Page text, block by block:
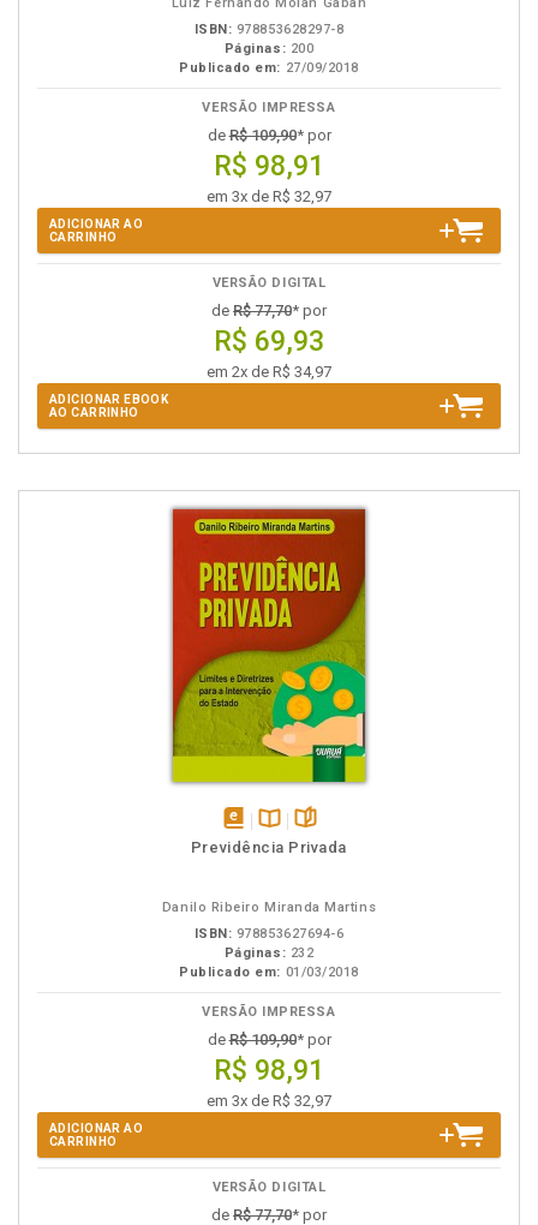
ISBN: 978853628297-8
Páginas: 200
Publicado em: 27/09/2018
VERSÃO IMPRESSA
deR$ 109,90* por
R$ 98,91
em 3x de R$ 32,97
ADICIONAR AO
CARRINHO
VERSÃO DIGITAL
de R$ 77,70* por
R$ 69,93
em 2x de R$ 34,97
ADICIONAR EBOOK
AO CARRINHO
disponívelDisponível
páginas
Previdência Privada
Danilo Ribeiro Miranda Martins
ISBN: 978853627694-6
Páginas: 232
Publicado em: 01/03/2018
VERSÃO IMPRESSA
deR$ 109,90* por
R$ 98,91
em 3x de R$ 32,97
ADICIONAR AO
CARRINHO
VERSÃO DIGITAL
de R$ 77,70* por